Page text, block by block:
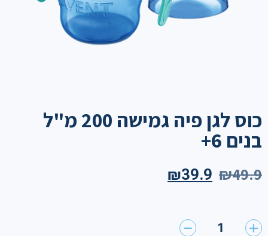
כוס לגן פיה גמישה 200 מ"ל
בנים 6+
₪49.9
₪39.9
1